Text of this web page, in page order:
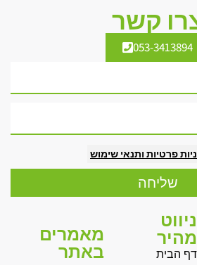
קשר
053-3413894
פרטיות ותנאי שימוש
שליחה
ניווט
מהיר
דף הבית
מאמרים
באתר